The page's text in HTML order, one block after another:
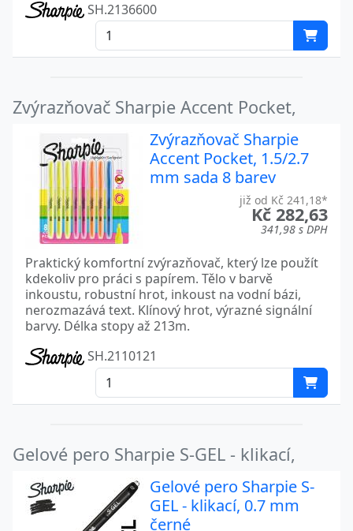
SH.2136600
Zvýrazňovač Sharpie Accent Pocket,
Zvýrazňovač Sharpie
Accent Pocket, 1.5/2.7
mm sada 8 barev
již od Kč 241,18*
Kč 282,63
341,98 s DPH
Praktický komfortní zvýrazňovač, který lze použít
kdekoliv pro práci s papírem. Tělo v barvě
inkoustu, robustní hrot, inkoust na vodní bázi,
nerozmazává text. Klínový hrot, výrazné signální
barvy. Délka stopy až 213m.
SH.2110121
Gelové pero Sharpie S-GEL - klikací,
Gelové pero Sharpie S-
GEL - klikací, 0.7 mm
černé